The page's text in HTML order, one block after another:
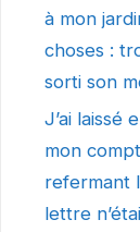
à mon
choses :
sorti son
J’ai laissé
mon
refermant
lettre